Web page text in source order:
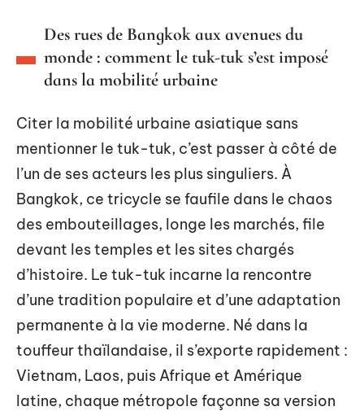
Des rues de Bangkok aux avenues du
monde : comment le tuk-tuk s’est imposé
dans la mobilité urbaine
Citer la mobilité urbaine asiatique sans
mentionner le tuk-tuk, c’est passer à côté de
l’un de ses acteurs les plus singuliers. À
Bangkok, ce tricycle se faufile dans le chaos
des embouteillages, longe les marchés, file
devant les temples et les sites chargés
d’histoire. Le tuk-tuk incarne la rencontre
d’une tradition populaire et d’une adaptation
permanente à la vie moderne. Né dans la
touffeur thaïlandaise, il s’exporte rapidement :
Vietnam, Laos, puis Afrique et Amérique
latine, chaque métropole façonne sa version